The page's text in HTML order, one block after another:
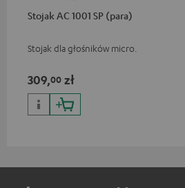
Stojak AC 1001 SP (para)
Stojak dla głośników micro.
309,00 zł